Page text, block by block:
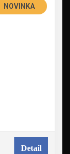
NOVINKA
Detail